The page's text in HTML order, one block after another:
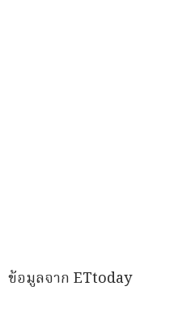
ข้อมูลจาก ETtoday